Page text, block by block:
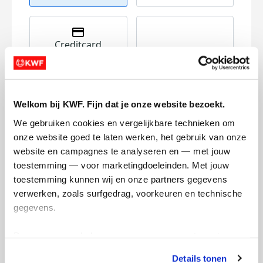
Welkom bij KWF. Fijn dat je onze website bezoekt.
We gebruiken cookies en vergelijkbare technieken om
onze website goed te laten werken, het gebruik van onze
website en campagnes te analyseren en — met jouw
toestemming — voor marketingdoeleinden. Met jouw
toestemming kunnen wij en onze partners gegevens
verwerken, zoals surfgedrag, voorkeuren en technische
gegevens.
Details tonen
Creditcard
Referentie
Ik wil bijdragen aan de transactiekosten
en betaal €0.75 extra.